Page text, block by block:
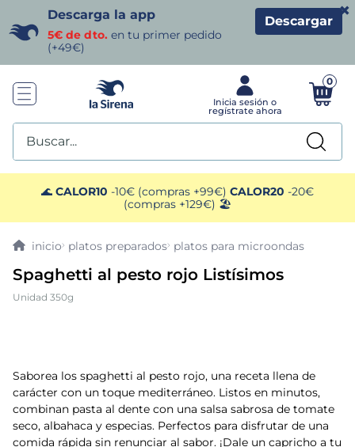
Descarga la app
5€ de dto. en tu primer pedido
(+49€)
Descargar
×
0
Buscar...
🌊 CALOR10 -10€ (compras +99€) CALOR20 -20€
(compras +129€) 🏖️
platos preparados platos para microondas
Spaghetti al pesto rojo Listísimos
Unidad 350g
Saborea los spaghetti al pesto rojo, una receta llena de
carácter con un toque mediterráneo. Listos en minutos,
combinan pasta al dente con una salsa sabrosa de tomate
seco, albahaca y especias. Perfectos para disfrutar de una
comida rápida sin renunciar al sabor. ¡Dale un capricho a tu
TÉRMINOS MÁS BUSCADOS
1. helados sirena
3 patatas
5. verduras
croquetas